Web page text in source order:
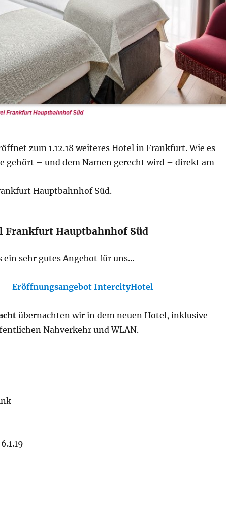
zum 1.12.18 weiteres Hotel in Frankfurt. Wie es
gehört – und dem Namen gerecht wird – direkt am
Hauptbahnhof Süd.
Hauptbahnhof Süd
ein sehr gutes Angebot für uns…
Eröffnungsangebot IntercityHotel
übernachten wir in dem neuen Hotel, inklusive
Nahverkehr und WLAN.